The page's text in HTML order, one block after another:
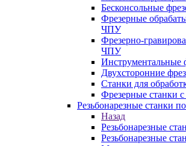
Бесконсольные
Фрезерные
ЧПУ
Фрезерно-
ЧПУ
Инструментальные
Двухсторонние
Станки для
Фрезерные станки
Резьбонарезные станки
Назад
Резьбонарезные
Резьбонарезные